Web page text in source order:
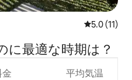
レビュー11
5.0 (11)
に最⁠適⁠な時⁠期⁠は⁠？
平均気温